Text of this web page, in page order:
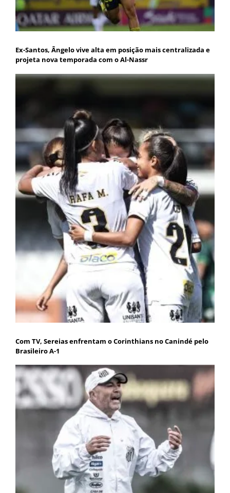
Ex-Santos, Ângelo vive alta em posição mais centralizada e
projeta nova temporada com o Al-Nassr
Com TV, Sereias enfrentam o Corinthians no Canindé pelo
Brasileiro A-1